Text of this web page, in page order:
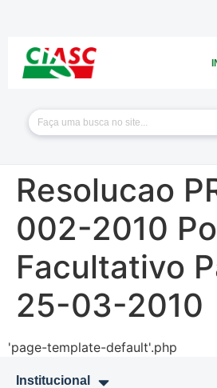
Resolucao
002-2010
Facultativo
25-03-2010
'page-template-default'.php
Institucional